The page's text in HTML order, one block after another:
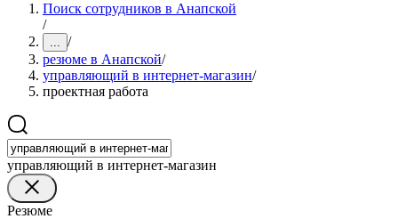
Поиск сотрудников в Анапской
/
... /
резюме в Анапской/
управляющий в интернет-магазин/
проектная работа
управляющий в интернет-магазин
Резюме